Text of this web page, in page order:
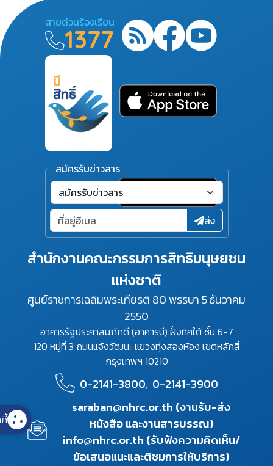
สำนักงานคณะกรรมการสิทธิมนุษยชน
แห่งชาติ
ศูนย์ราชการเฉลิมพระเกียรติ 80 พรรษา 5 ธันวาคม
2550
อาคารรัฐประศาสนภักดี (อาคารบี) ฝั่งทิศใต้ ชั้น 6-7
120 หมู่ที่ 3 ถนนแจ้งวัฒนะ แขวงทุ่งสองห้อง เขตหลักสี่
กรุงเทพฯ 10210
0-2141-3800, 0-2141-3900
saraban@nhrc.or.th (งานรับ-ส่ง
หนังสือ และงานสารบรรณ)
info@nhrc.or.th (รับฟังความคิดเห็น/
ข้อเสนอแนะและติชมการให้บริการ)
สายด่วนร้องเรียน
1377
สมัครรับข่าวสาร
ส่ง